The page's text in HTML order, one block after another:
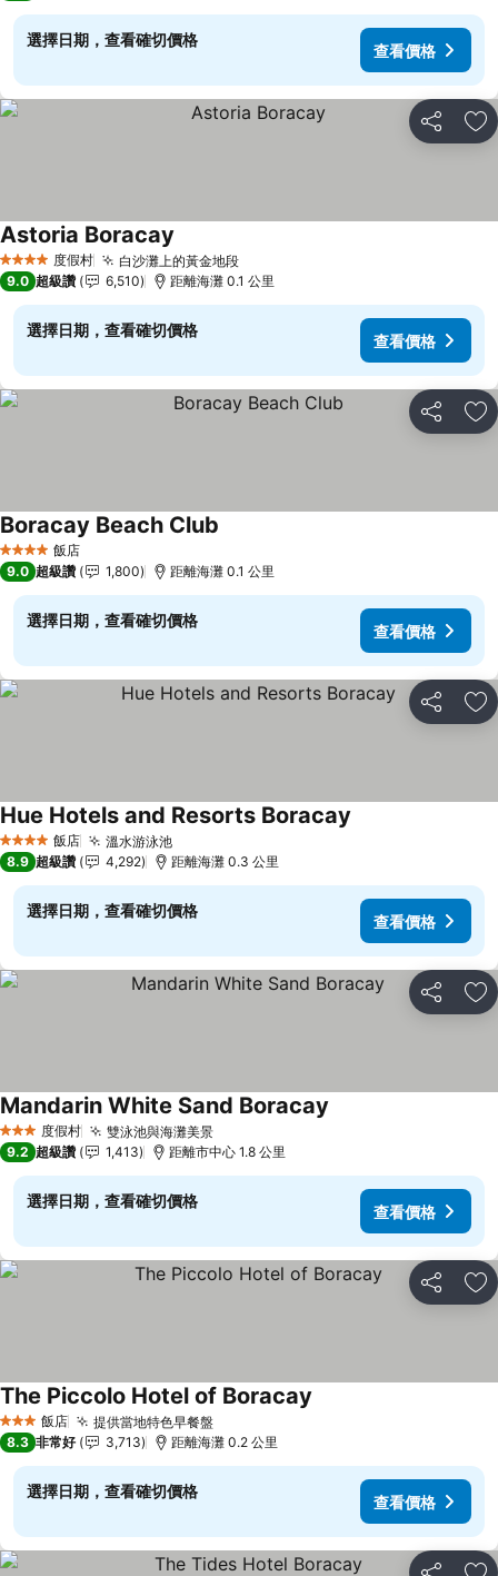
選擇日期，查看確切價格
查看價格
分享 加
4 星級 度假村 白沙灘上的黃金地段
Astoria Boracay
9.0 超級讚 6,510 距離海灘 0.1 公里
選擇日期，查看確切價格
查看價格
分享 加
4 星級 飯店
Boracay Beach Club
9.0 超級讚 1,800 距離海灘 0.1 公里
選擇日期，查看確切價格
查看價格
分享 加
4 星級 飯店 溫水游泳池
Hue Hotels and Resorts Boracay
8.9 超級讚 4,292 距離海灘 0.3 公里
選擇日期，查看確切價格
查看價格
分享 加
3 星級 度假村 雙泳池與海灘美景
Mandarin White Sand Boracay
9.2 超級讚 1,413 距離市中心 1.8 公里
選擇日期，查看確切價格
查看價格
分享 加
3 星級 飯店 提供當地特色早餐盤
The Piccolo Hotel of Boracay
8.3 非常好 3,713 距離海灘 0.2 公里
選擇日期，查看確切價格
查看價格